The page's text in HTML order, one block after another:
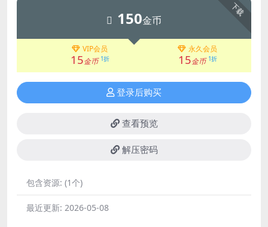
下载
150金币
VIP会员
15金币 1折
永久会员
15金币 1折
登录后购买
查看预览
解压密码
包含资源: (1个)
最近更新: 2026-05-08